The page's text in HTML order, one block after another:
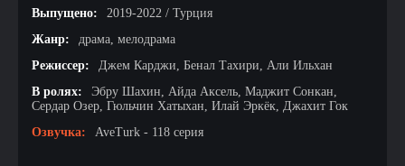
Выпущено:
2019-2022 / Турция
Жанр:
драма, мелодрама
Режиссер:
Джем Карджи, Бенал Тахири, Али Ильхан
В ролях:
Эбру Шахин, Айда Аксель, Маджит Сонкан,
Сердар Озер, Гюльчин Хатыхан, Илай Эркёк, Джахит Гок
Озвучка:
AveTurk - 118 серия